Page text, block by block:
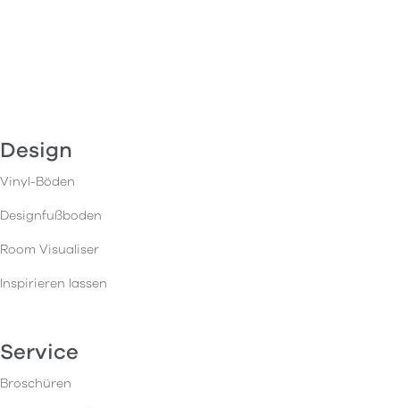
Design
Vinyl-Böden
Designfußboden
Room Visualiser
Inspirieren lassen
Service
Broschüren